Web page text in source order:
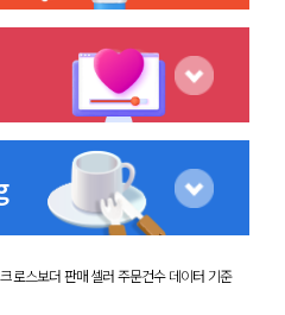
로스보더 판매 셀러 주문건수 데이터 기준